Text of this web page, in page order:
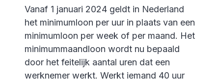
Vanaf 1 januari 2024 geldt in Nederland
het minimumloon per uur in plaats van een
minimumloon per week of per maand. Het
minimummaandloon wordt nu bepaald
door het feitelijk aantal uren dat een
werknemer werkt. Werkt iemand 40 uur